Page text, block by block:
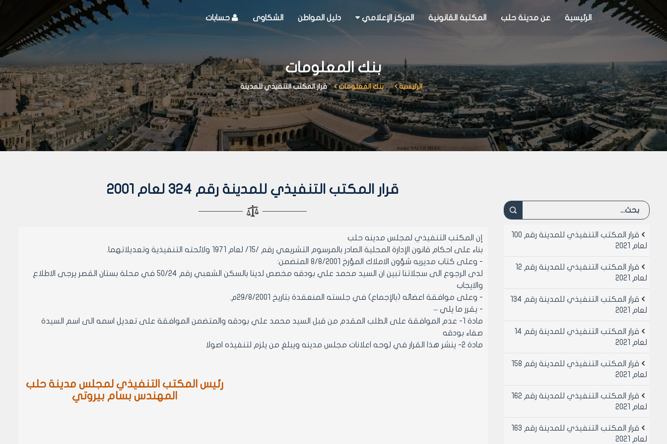
الرئيسية عن مدينة حلب المكتبة القانونية المركز الإعلامي دليل المواطن الشكاوى حسابات
بنك المعلومات
الرئيسية بنك المعلومات قرار المكتب التنفيذي للمدينة
قرار المكتب التنفيذي للمدينة رقم 324 لعام 2001
إن المكتب التنفيذي لمجلس مدينه حلب
بناء على احكام قانون الإدارة المحلية الصادر بالمرسوم التشريعي رقم /15/ لعام 1971 ولائحته التنفيذية وتعديلاتهما.
- وعلى كتاب مديريه شؤون الاملاك المؤرخ 8/8/2001 المتضمن:
لدى الرجوع الى سجلاتنا تبين ان السيد محمد علي بودقه مخصص لدينا بالسكن الشعبي رقم 50/24 في محلة بستان القصر يرجى الاطلاع
والايجاب
- وعلى موافقة اعضائه (بالإجماع) في جلسته المنعقدة بتاريخ 29/8/2001م.
- يقرر ما يلي –
مادة 1- عدم الموافقة على الطلب المقدم من قبل السيد محمد علي بودقه والمتضمن الموافقة على تعديل اسمه الى اسم السيدة
صفاء بودقه
مادة 2- ينشر هذا القرار في لوحه اعلانات مجلس مدينه ويبلغ من يلزم لتنفيذه اصولا
رئيس المكتب التنفيذي لمجلس مدينة حلب
المهندس بسام بيروتي
قرار المكتب التنفيذي للمدينة رقم 100
لعام 2021
قرار المكتب التنفيذي للمدينة رقم 12
لعام 2021
قرار المكتب التنفيذي للمدينة رقم 134
لعام 2021
قرار المكتب التنفيذي للمدينة رقم 14
لعام 2021
قرار المكتب التنفيذي للمدينة رقم 158
لعام 2021
قرار المكتب التنفيذي للمدينة رقم 162
لعام 2021
قرار المكتب التنفيذي للمدينة رقم 163
لعام 2021